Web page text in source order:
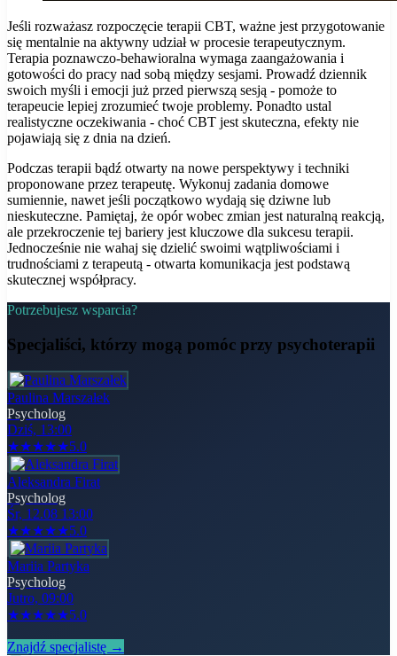
Jeśli rozważasz rozpoczęcie terapii CBT, ważne jest przygotowanie
się mentalnie na aktywny udział w procesie terapeutycznym.
Terapia poznawczo-behawioralna wymaga zaangażowania i
gotowości do pracy nad sobą między sesjami. Prowadź dziennik
swoich myśli i emocji już przed pierwszą sesją - pomoże to
terapeucie lepiej zrozumieć twoje problemy. Ponadto ustal
realistyczne oczekiwania - choć CBT jest skuteczna, efekty nie
pojawiają się z dnia na dzień.
Podczas terapii bądź otwarty na nowe perspektywy i techniki
proponowane przez terapeutę. Wykonuj zadania domowe
sumiennie, nawet jeśli początkowo wydają się dziwne lub
nieskuteczne. Pamiętaj, że opór wobec zmian jest naturalną reakcją,
ale przekroczenie tej bariery jest kluczowe dla sukcesu terapii.
Jednocześnie nie wahaj się dzielić swoimi wątpliwościami i
trudnościami z terapeutą - otwarta komunikacja jest podstawą
skutecznej współpracy.
Potrzebujesz wsparcia?
Specjaliści, którzy mogą pomóc przy psychoterapii
Paulina Marszałek
Psycholog
Dziś, 13:00
★★★★★5.0
Aleksandra Firat
Psycholog
Śr, 12.08 13:00
★★★★★5.0
Mariia Partyka
Psycholog
Jutro, 09:00
★★★★★5.0
Znajdź specjalistę →